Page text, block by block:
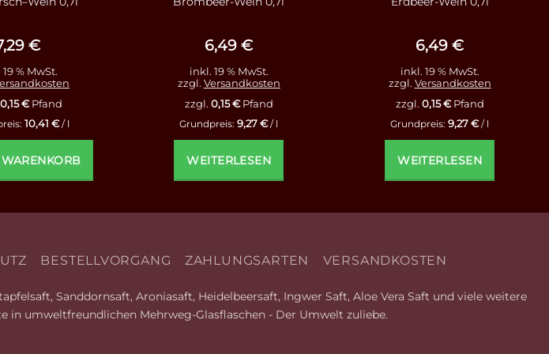
€
% MwSt.
0,15€Pfand
10,41 €/
6,49€
inkl. 19 % MwSt.
zzgl. Versandkosten
zzgl. 0,15€Pfand
Grundpreis:9,27€/
WEITERLESEN
6,49€
inkl. 19 % MwSt.
zzgl. Versandkosten
zzgl. 0,15€Pfand
Grundpreis:9,27€/
WEITERLESEN
BESTELLVORGANG ZAHLUNGSARTEN VERSANDKOSTEN
Sanddornsaft, Aroniasaft, Heidelbeersaft, Ingwer Saft, Aloe Vera Saft und viele weitere
in umweltfreundlichen Mehrweg-Glasflaschen - Der Umwelt zuliebe.